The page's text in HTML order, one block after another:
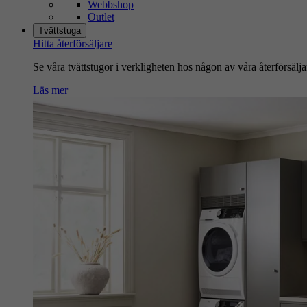
Webbshop
Outlet
Tvättstuga
Hitta återförsäljare
Se våra tvättstugor i verkligheten hos någon av våra
Läs mer